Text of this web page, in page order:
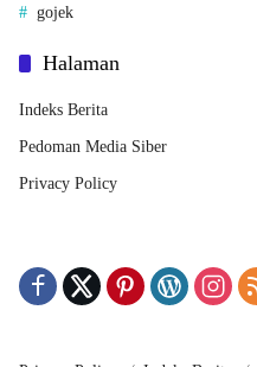
gojek
Halaman
Indeks Berita
Pedoman Media Siber
Privacy Policy